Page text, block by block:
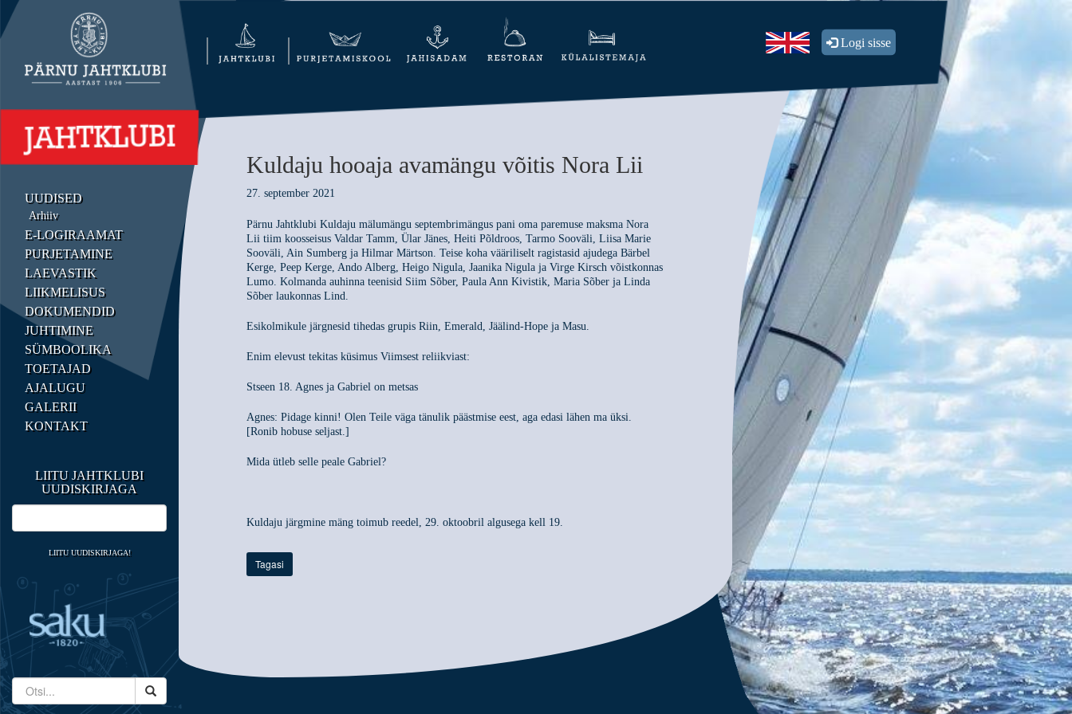
UUDISED
Arhiiv
E-LOGIRAAMAT
PURJETAMINE
LAEVASTIK
LIIKMELISUS
DOKUMENDID
JUHTIMINE
SÜMBOOLIKA
TOETAJAD
AJALUGU
GALERII
KONTAKT
LIITU JAHTKLUBI
UUDISKIRJAGA
LIITU UUDISKIRJAGA!
Logi sisse
Kuldaju hooaja avamängu võitis Nora Lii
27. september 2021
Pärnu Jahtklubi Kuldaju mälumängu septembrimängus pani oma paremuse maksma Nora
Lii tiim koosseisus Valdar Tamm, Ülar Jänes, Heiti Põldroos, Tarmo Sooväli, Liisa Marie
Sooväli, Ain Sumberg ja Hilmar Märtson. Teise koha vääriliselt ragistasid ajudega Bärbel
Kerge, Peep Kerge, Ando Alberg, Heigo Nigula, Jaanika Nigula ja Virge Kirsch võistkonnas
Lumo. Kolmanda auhinna teenisid Siim Sõber, Paula Ann Kivistik, Maria Sõber ja Linda
Sõber laukonnas Lind.
Esikolmikule järgnesid tihedas grupis Riin, Emerald, Jäälind-Hope ja Masu.
Enim elevust tekitas küsimus Viimsest reliikviast:
Stseen 18. Agnes ja Gabriel on metsas
Agnes: Pidage kinni! Olen Teile väga tänulik päästmise eest, aga edasi lähen ma üksi.
[Ronib hobuse seljast.]
Mida ütleb selle peale Gabriel?
Kuldaju järgmine mäng toimub reedel, 29. oktoobril algusega kell 19.
Tagasi